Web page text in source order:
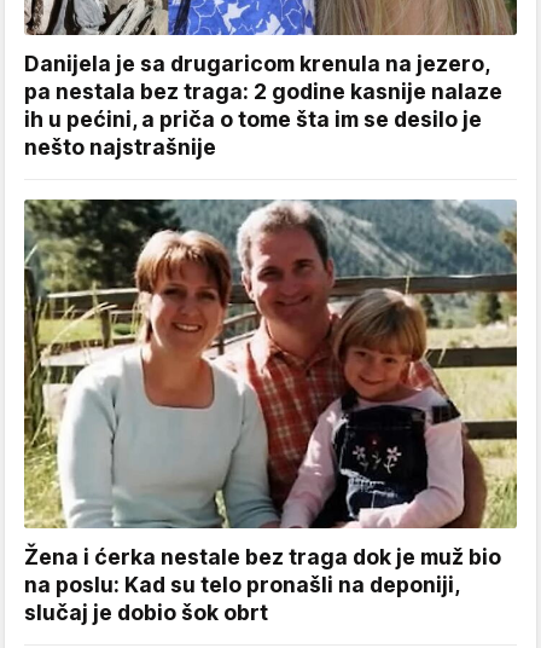
Danijela je sa drugaricom krenula na jezero,
pa nestala bez traga: 2 godine kasnije nalaze
ih u pećini, a priča o tome šta im se desilo je
nešto najstrašnije
Žena i ćerka nestale bez traga dok je muž bio
na poslu: Kad su telo pronašli na deponiji,
slučaj je dobio šok obrt